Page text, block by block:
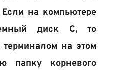
на компьютере
диск С, то
на этом
папку корневого